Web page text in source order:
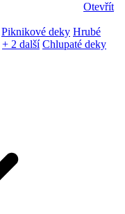
Otevřít
Piknikové deky Hrubé
+ 2 další Chlupaté deky